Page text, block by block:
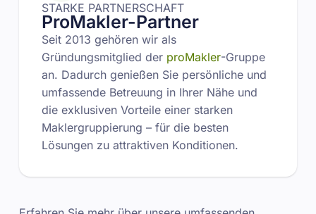
STARKE PARTNERSCHAFT
ProMakler-Partner
Seit 2013 gehören wir als
Gründungsmitglied der proMakler-Gruppe
an. Dadurch genießen Sie persönliche und
umfassende Betreuung in Ihrer Nähe und
die exklusiven Vorteile einer starken
Maklergruppierung – für die besten
Lösungen zu attraktiven Konditionen.